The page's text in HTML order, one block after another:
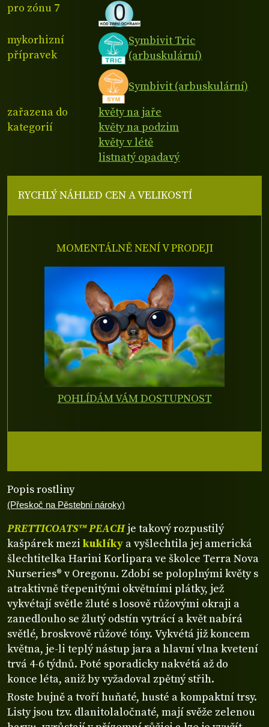
pro zónu 7
mykorhizní
přípravek
Symbivit Tric
(arbuskulární)
Symbivit (arbuskulární)
zařazena do
kategorií
květy na jaře
květy na podzim
květy v létě
listnatý opadavý
Popis rostliny
(Přeskoč na Pěstební nároky)
PRETTICOATS™ PEACHje takový rozpustilý
kašpárek mezi kuklíky a vyšlechtila jej americká
šlechtitelka Harini Korlipara ve školce Terra Nova
Nurseries® v Oregonu. Zdobí se poloplnými květy s
atraktivně třepenitými okvětními plátky, jež
vykvétají světle žluté s losově růžovými okraji a
zanedlouho se žlutý odstín vytrácí a květ nabírá
světlé, broskvově růžové tóny. Vykvétá již koncem
května, je-li teplý nástup jara a hlavní vlna kvetení
trvá 4-6 týdnů. Poté sporadicky nakvétá až do
konce léta, aniž by vyžadoval zpětný střih.
Roste bujně a tvoří huňaté, husté a kompaktní trsy.
Listy jsou tzv. dlanitolaločnaté, mají svěže zelenou
RYCHLÝ NÁHLED CEN A VELIKOSTÍ
MOMENTÁLNĚ NENÍ V PRODEJI
POHLÍDÁM VÁM DOSTUPNOST